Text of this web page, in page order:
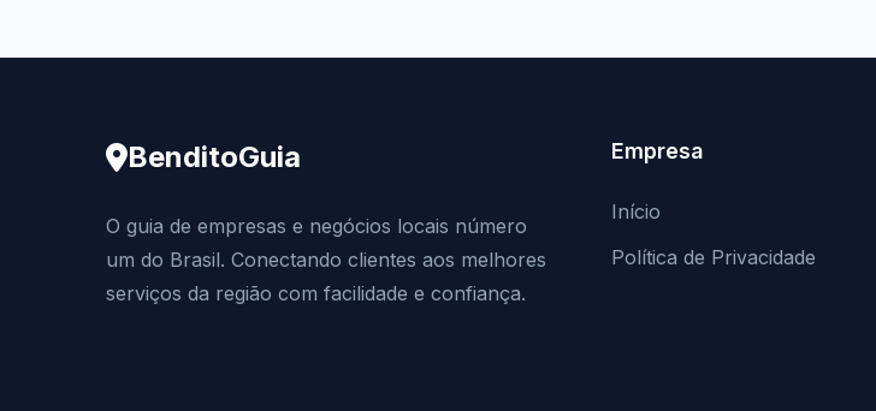
BenditoGuia
O guia de empresas e negócios locais número
um do Brasil. Conectando clientes aos melhores
serviços da região com facilidade e confiança.
Empresa
Início
Política de Privacidade